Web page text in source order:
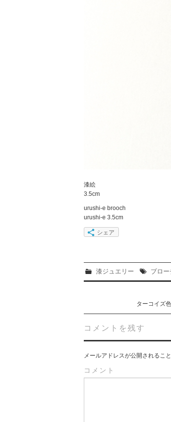
漆絵
3.5cm
urushi-e brooch
urushi-e 3.5cm
シェア
漆ジュエリー ブロー
ターコイズ
コメントを残す
メールアドレスが公開されるこ
コメント